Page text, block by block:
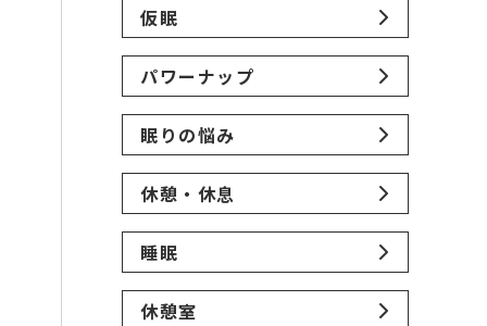
仮眠
パワーナップ
眠りの悩み
休憩・休息
睡眠
休憩室